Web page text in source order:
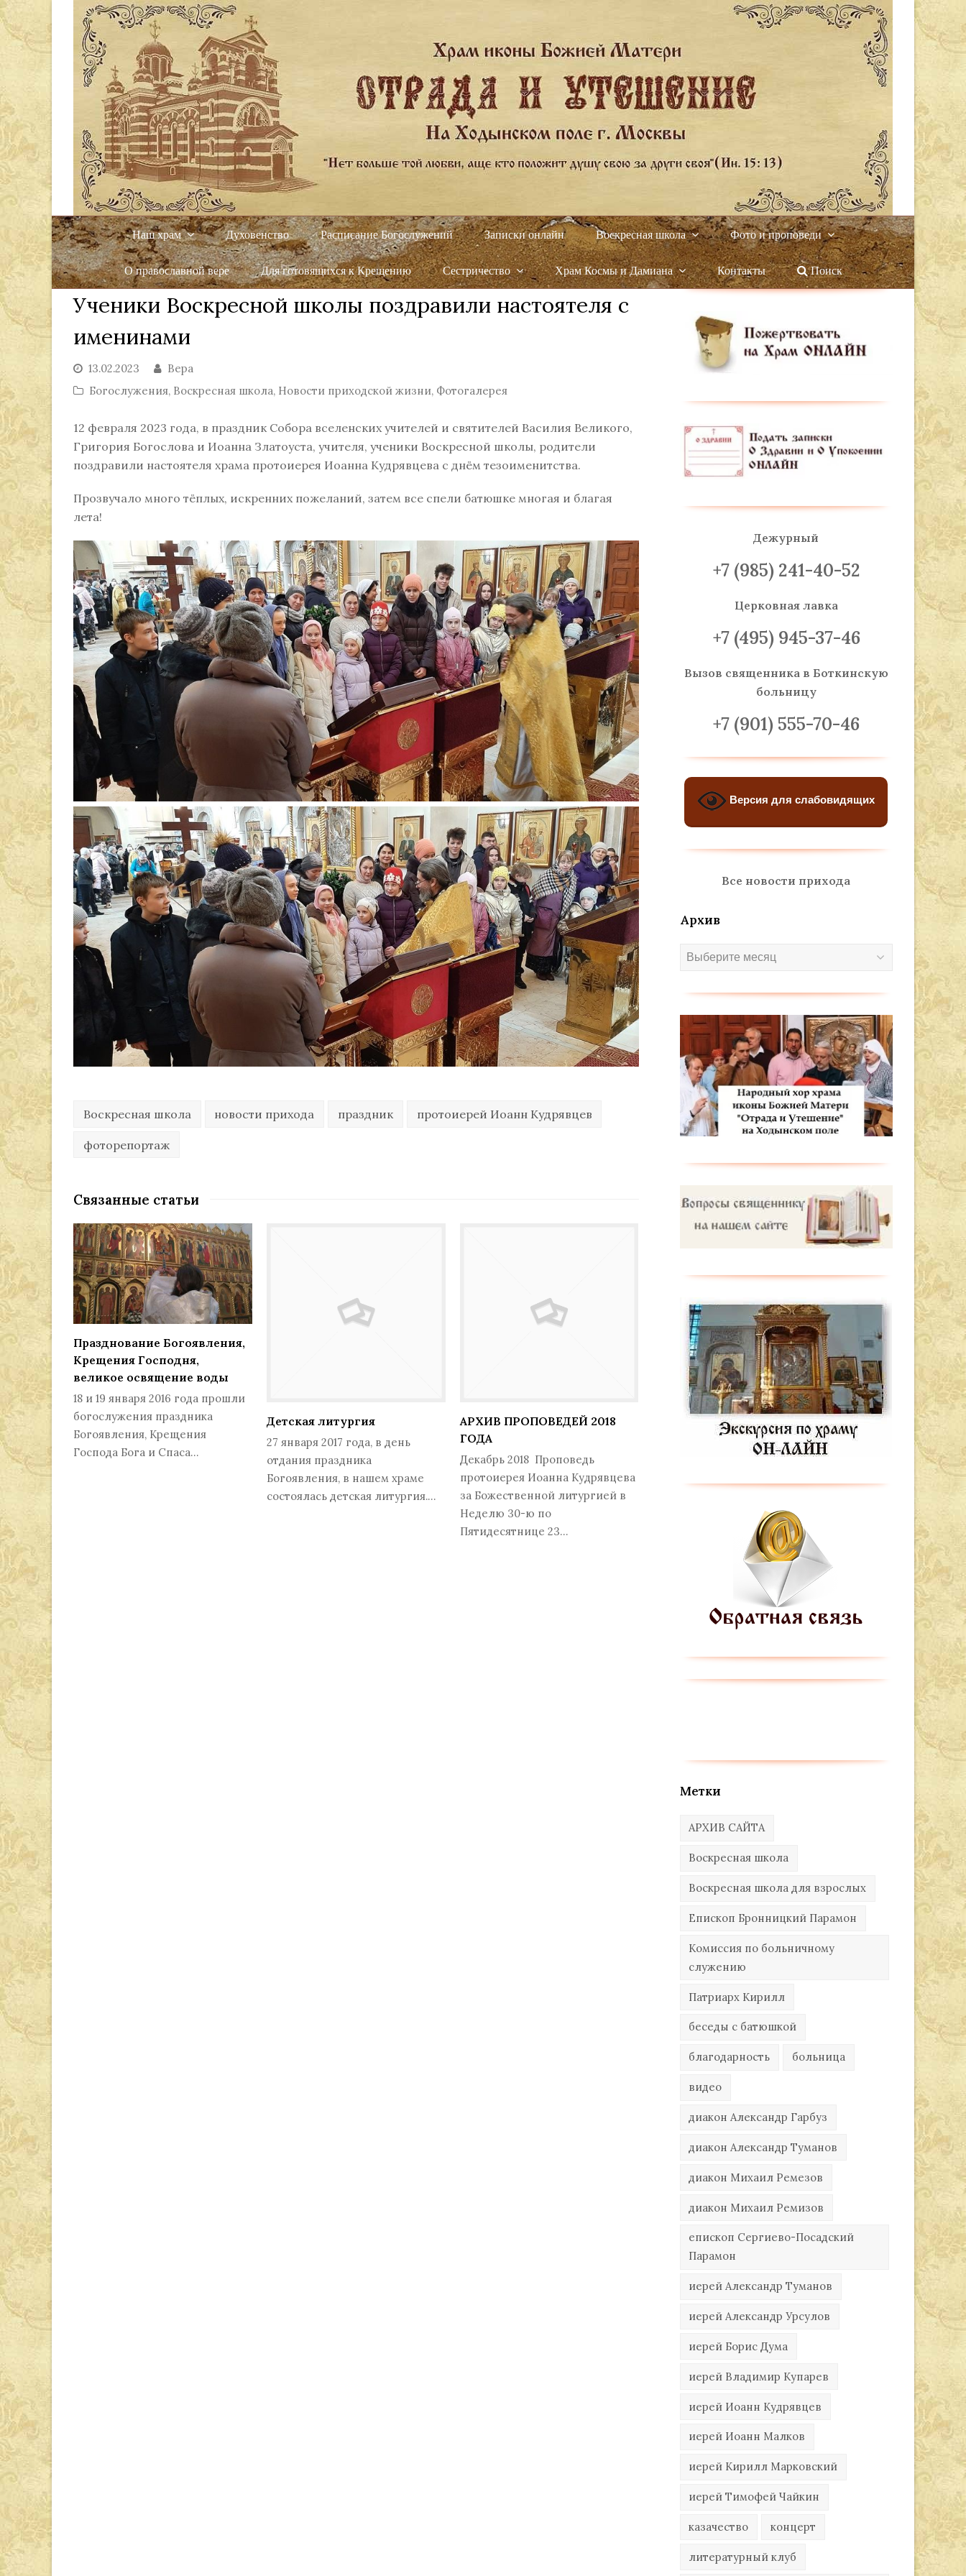
Наш храм Духовенство Расписание Богослужений Записки онлайн Воскресная школа Фото и проповеди
О православной вере Для готовящихся к Крещению Сестричество Храм Космы и Дамиана Контакты Поиск
Ученики Воскресной школы поздравили настоятеля с
именинами
13.02.2023
Вера
Богослужения, Воскресная школа, Новости приходской жизни, Фотогалерея
12 февраля 2023 года, в праздник Собора вселенских учителей и святителей Василия Великого,
Григория Богослова и Иоанна Златоуста, учителя, ученики Воскресной школы, родители
поздравили настоятеля храма протоиерея Иоанна Кудрявцева с днём тезоименитства.
Прозвучало много тёплых, искренних пожеланий, затем все спели батюшке многая и благая
лета!
Воскресная школа новости прихода праздник протоиерей Иоанн Кудрявцев
фоторепортаж
Связанные статьи
Празднование Богоявления,
Крещения Господня,
великое освящение воды
18 и 19 января 2016 года прошли
богослужения праздника
Богоявления, Крещения
Господа Бога и Спаса…
Детская литургия
27 января 2017 года, в день
отдания праздника
Богоявления, в нашем храме
состоялась детская литургия.…
АРХИВ ПРОПОВЕДЕЙ 2018
ГОДА
Декабрь 2018 Проповедь
протоиерея Иоанна Кудрявцева
за Божественной литургией в
Неделю 30-ю по
Пятидесятнице 23…
Дежурный
+7 (985) 241-40-52
Церковная лавка
+7 (495) 945-37-46
Вызов священника в Боткинскую
больницу
+7 (901) 555-70-46
Версия для слабовидящих
Все новости прихода
Архив
Архив
Метки
АРХИВ САЙТА
Воскресная школа
Воскресная школа для взрослых
Епископ Бронницкий Парамон
Комиссия по больничному
служению
Патриарх Кирилл
беседы с батюшкой
благодарность больница
видео
диакон Александр Гарбуз
диакон Александр Туманов
диакон Михаил Ремезов
диакон Михаил Ремизов
епископ Сергиево-Посадский
Парамон
иерей Александр Туманов
иерей Александр Урсулов
иерей Борис Дума
иерей Владимир Купарев
иерей Иоанн Кудрявцев
иерей Иоанн Малков
иерей Кирилл Марковский
иерей Тимофей Чайкин
казачество концерт
литературный клуб